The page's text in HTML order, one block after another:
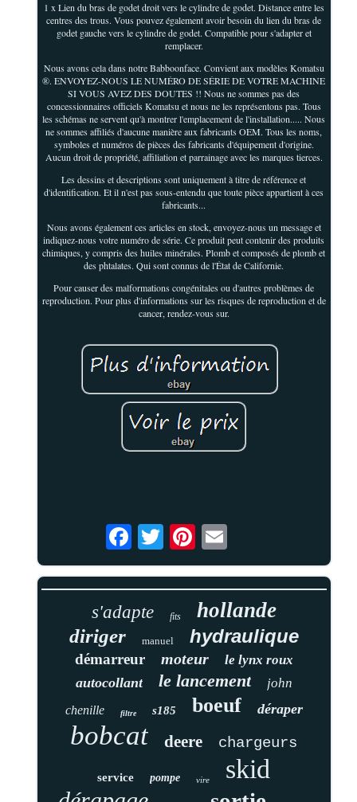
1 x Lien du bras de godet droit vers le cylindre de godet. Distance entre les
centres des trous. Vous pouvez également avoir besoin du lien du bras de
godet gauche vers le cylindre de godet. Compatible pour s'adapter et
remplacer.
Nous avons cela dans notre Babboonface. Convient aux modèles Komatsu
®. ENVOYEZ-NOUS LE NUMÉRO DE SÉRIE DE VOTRE MACHINE
SI VOUS AVEZ DES DOUTES !! Nous ne sommes pas des
concessionnaires officiels Komatsu et nous ne les représentons pas. Tous
les schémas ne servent qu'à montrer l'emplacement de l'installation..... Nous
ne sommes affiliés d'aucune manière aux fabricants OEM. Tous les noms,
symboles et numéros de pièces des fabricants d'équipement d'origine.
Aucun droit de propriété, affiliation et parrainage avec les marques tierces.
Les dessins et descriptions sont uniquement à titre de référence et
d'identification. Et il n'est pas sous-entendu que toute pièce appartient à ces
fabricants...
Nous avons également ces articles en stock, envoyez-nous un message et
indiquez-nous votre numéro de série. Ce produit peut contenir des produits
chimiques, y compris des huiles minérales. Plomb et composés de plomb et
des phtalates. Qui sont connus de l'État de Californie.
Pour causer des malformations congénitales ou d'autres problèmes de
reproduction. Pour plus d'informations sur les risques de reproduction et de
cancer, rendez-vous sur.
s'adapte fits hollande
diriger manuel hydraulique
démarreur moteur le lynx roux
autocollant le lancement john
chenille filtre s185 boeuf déraper
bobcat deere chargeurs
service pompe vire skid